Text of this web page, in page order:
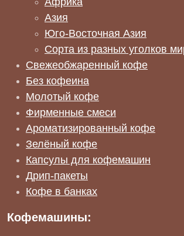
Азия
Юго-Восточная Азия
Сорта из разных уголков
Свежеобжаренный кофе
Без кофеина
Молотый кофе
Фирменные смеси
Ароматизированный кофе
Зелёный кофе
Капсулы для кофемашин
Дрип-пакеты
Кофе в банках
Кофемашины: